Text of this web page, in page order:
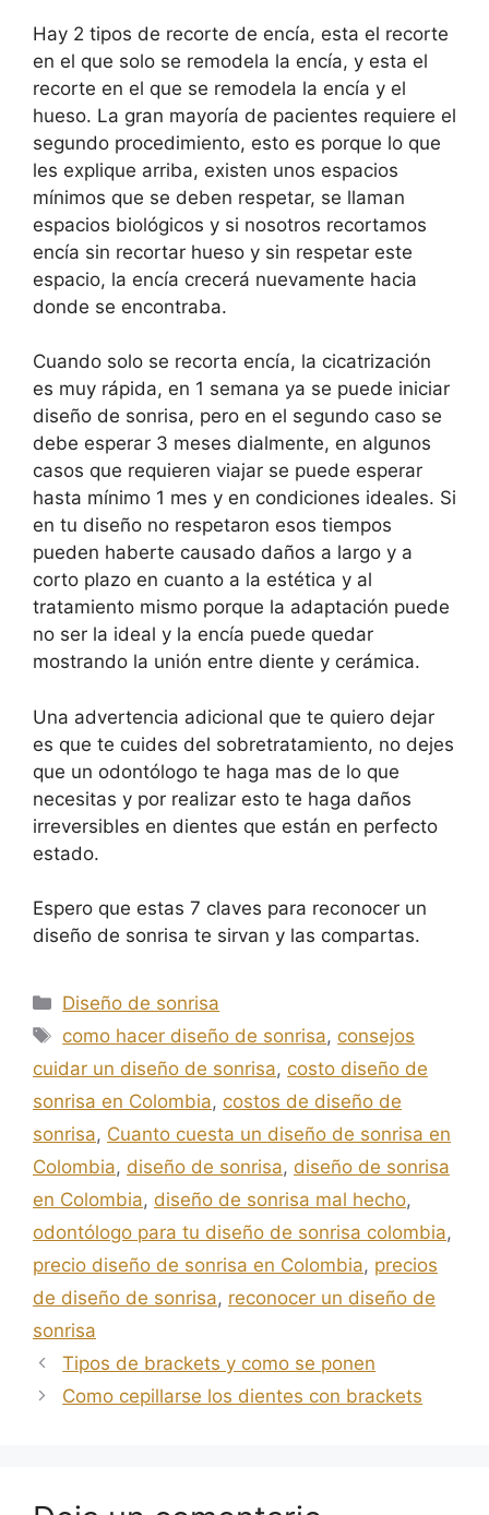
Hay 2 tipos de recorte de encía, esta el recorte
en el que solo se remodela la encía, y esta el
recorte en el que se remodela la encía y el
hueso. La gran mayoría de pacientes requiere el
segundo procedimiento, esto es porque lo que
les explique arriba, existen unos espacios
mínimos que se deben respetar, se llaman
espacios biológicos y si nosotros recortamos
encía sin recortar hueso y sin respetar este
espacio, la encía crecerá nuevamente hacia
donde se encontraba.
Cuando solo se recorta encía, la cicatrización
es muy rápida, en 1 semana ya se puede iniciar
diseño de sonrisa, pero en el segundo caso se
debe esperar 3 meses dialmente, en algunos
casos que requieren viajar se puede esperar
hasta mínimo 1 mes y en condiciones ideales. Si
en tu diseño no respetaron esos tiempos
pueden haberte causado daños a largo y a
corto plazo en cuanto a la estética y al
tratamiento mismo porque la adaptación puede
no ser la ideal y la encía puede quedar
mostrando la unión entre diente y cerámica.
Una advertencia adicional que te quiero dejar
es que te cuides del sobretratamiento, no dejes
que un odontólogo te haga mas de lo que
necesitas y por realizar esto te haga daños
irreversibles en dientes que están en perfecto
estado.
Espero que estas 7 claves para reconocer un
diseño de sonrisa te sirvan y las compartas.
Diseño de sonrisa
como hacer diseño de sonrisa, consejos
cuidar un diseño de sonrisa, costo diseño de
sonrisa en Colombia, costos de diseño de
sonrisa, Cuanto cuesta un diseño de sonrisa en
Colombia, diseño de sonrisa, diseño de sonrisa
en Colombia, diseño de sonrisa mal hecho,
odontólogo para tu diseño de sonrisa colombia,
precio diseño de sonrisa en Colombia, precios
de diseño de sonrisa, reconocer un diseño de
sonrisa
Tipos de brackets y como se ponen
Como cepillarse los dientes con brackets